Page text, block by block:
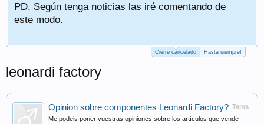
PD. Según tenga noticias las iré comentando de
este modo.
Cierre cancelado Hasta siempre!
leonardi factory
Tema
Opinion sobre componentes Leonardi Factory?
Me podeis poner vuestras opiniones sobre los artículos que vende